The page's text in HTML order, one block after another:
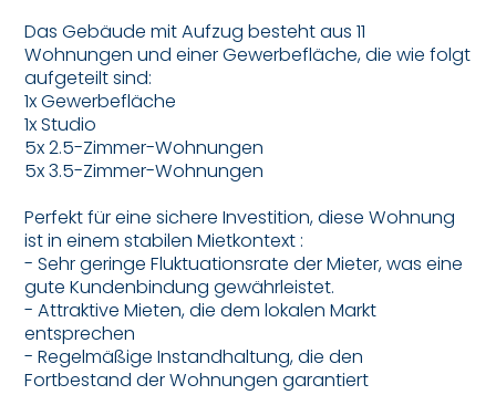
Das Gebäude mit Aufzug besteht aus 11
Wohnungen und einer Gewerbefläche, die wie folgt
aufgeteilt sind:
1x Gewerbefläche
1x Studio
5x 2.5-Zimmer-Wohnungen
5x 3.5-Zimmer-Wohnungen
Perfekt für eine sichere Investition, diese Wohnung
ist in einem stabilen Mietkontext :
- Sehr geringe Fluktuationsrate der Mieter, was eine
gute Kundenbindung gewährleistet.
- Attraktive Mieten, die dem lokalen Markt
entsprechen
- Regelmäßige Instandhaltung, die den
Fortbestand der Wohnungen garantiert